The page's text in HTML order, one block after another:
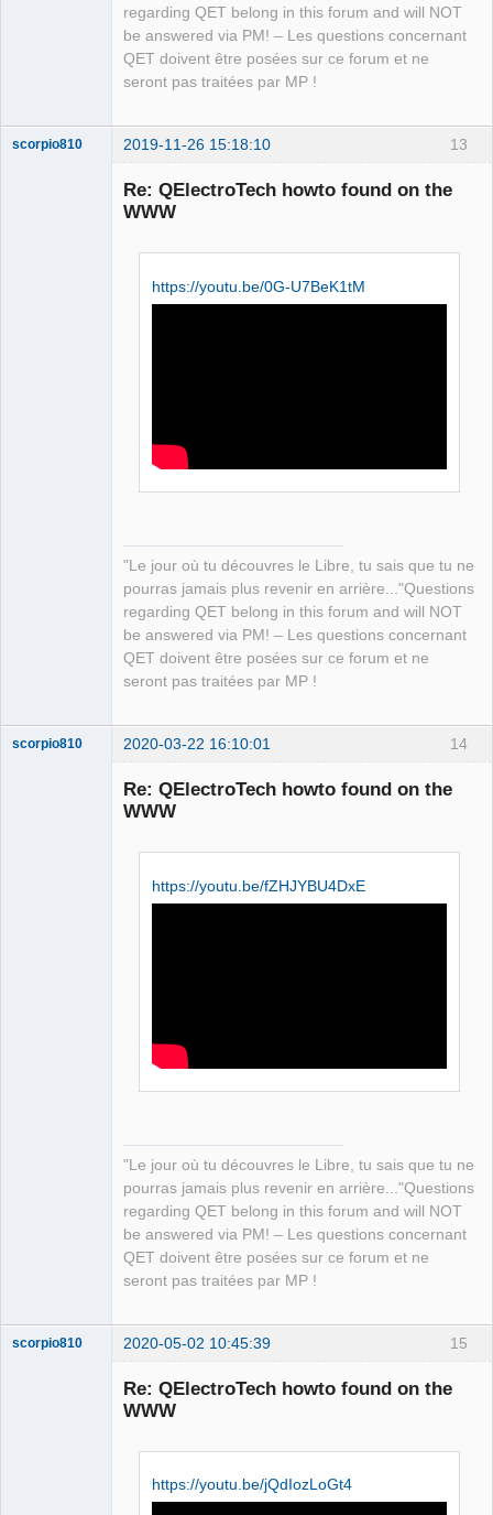
regarding QET belong in this forum and will NOT
be answered via PM! – Les questions concernant
QET doivent être posées sur ce forum et ne
seront pas traitées par MP !
13
scorpio810 2019-11-26 15:18:10
Re: QElectroTech howto found on the
WWW
https://youtu.be/0G-U7BeK1tM
"Le jour où tu découvres le Libre, tu sais que tu ne
pourras jamais plus revenir en arrière..."Questions
regarding QET belong in this forum and will NOT
be answered via PM! – Les questions concernant
QET doivent être posées sur ce forum et ne
seront pas traitées par MP !
14
scorpio810 2020-03-22 16:10:01
Re: QElectroTech howto found on the
WWW
https://youtu.be/fZHJYBU4DxE
"Le jour où tu découvres le Libre, tu sais que tu ne
pourras jamais plus revenir en arrière..."Questions
regarding QET belong in this forum and will NOT
be answered via PM! – Les questions concernant
QET doivent être posées sur ce forum et ne
seront pas traitées par MP !
15
scorpio810 2020-05-02 10:45:39
Re: QElectroTech howto found on the
WWW
https://youtu.be/jQdIozLoGt4